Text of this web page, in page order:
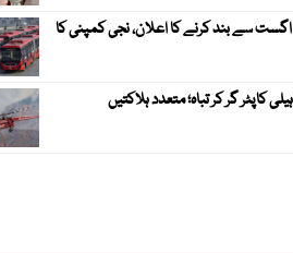
میٹرو بس سروس 11 اگست سے بند کرنے کا اعلان، نجی کمپنی کا